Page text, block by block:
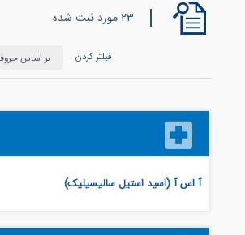
23 مورد ثبت شده
فیلتر کردن
آ اس آ (اسید استیل سالیسیلیک)